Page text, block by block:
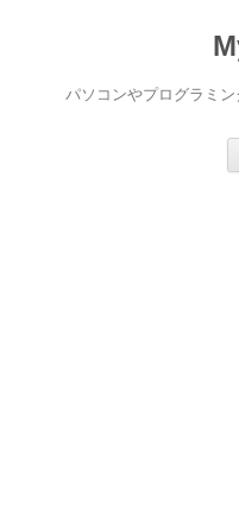
パソコンやプログラミ